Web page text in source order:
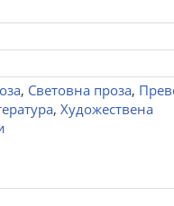
, Световна проза,
, Художествена